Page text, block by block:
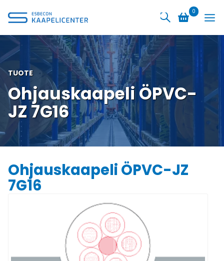
sisältöön
0
TUOTE
Ohjauskaapeli ÖPVC-
JZ 7G16
Ohjauskaapeli ÖPVC-JZ
7G16